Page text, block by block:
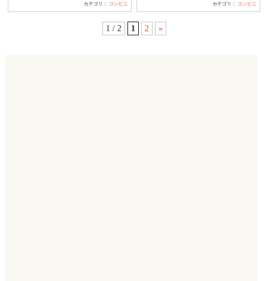
カテゴリ： コンビニ カテゴリ： コンビニ
1 / 2 1 2 »